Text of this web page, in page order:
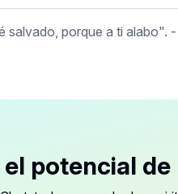
porque a ti alabo". -
potencial